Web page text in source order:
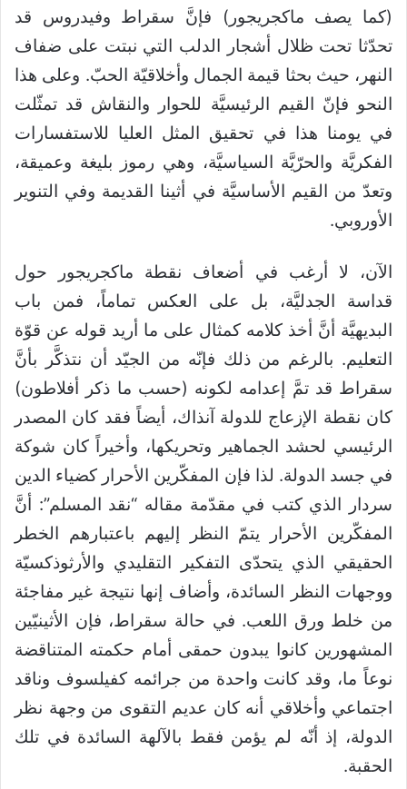
(كما يصف ماكجريجور) فإنَّ سقراط وفيدروس قد
تحدّثا تحت ظلال أشجار الدلب التي نبتت على ضفاف
النهر، حيث بحثا قيمة الجمال وأخلاقيّة الحبّ. وعلى هذا
النحو فإنّ القيم الرئيسيَّة للحوار والنقاش قد تمثّلت
في يومنا هذا في تحقيق المثل العليا للاستفسارات
الفكريَّة والحرّيَّة السياسيَّة، وهي رموز بليغة وعميقة،
وتعدّ من القيم الأساسيَّة في أثينا القديمة وفي التنوير
الأوروبي.
الآن، لا أرغب في أضعاف نقطة ماكجريجور حول
قداسة الجدليَّة، بل على العكس تماماً، فمن باب
البديهيَّة أنَّ أخذ كلامه كمثال على ما أريد قوله عن قوّة
التعليم. بالرغم من ذلك فإنّه من الجيّد أن نتذكَّر بأنَّ
سقراط قد تمَّ إعدامه لكونه (حسب ما ذكر أفلاطون)
كان نقطة الإزعاج للدولة آنذاك، أيضاً فقد كان المصدر
الرئيسي لحشد الجماهير وتحريكها، وأخيراً كان شوكة
في جسد الدولة. لذا فإن المفكّرين الأحرار كضياء الدين
سردار الذي كتب في مقدّمة مقاله “نقد المسلم”: أنَّ
المفكّرين الأحرار يتمّ النظر إليهم باعتبارهم الخطر
الحقيقي الذي يتحدّى التفكير التقليدي والأرثوذكسيّة
ووجهات النظر السائدة، وأضاف إنها نتيجة غير مفاجئة
من خلط ورق اللعب. في حالة سقراط، فإن الأثينيّين
المشهورين كانوا يبدون حمقى أمام حكمته المتناقضة
نوعاً ما، وقد كانت واحدة من جرائمه كفيلسوف وناقد
اجتماعي وأخلاقي أنه كان عديم التقوى من وجهة نظر
الدولة، إذ أنّه لم يؤمن فقط بالآلهة السائدة في تلك
الحقبة.